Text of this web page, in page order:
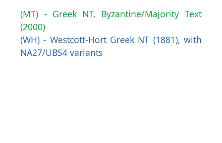
(MT) - Greek NT, Byzantine/Majority Text
(2000)
(WH) - Westcott-Hort Greek NT (1881), with
NA27/UBS4 variants